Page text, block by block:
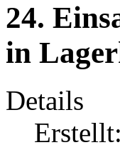
24.
in
Details